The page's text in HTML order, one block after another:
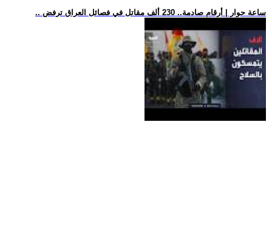
.. ساعة حوار | أرقام صادمة.. 230 ألف مقاتل في فصائل العراق ترفض